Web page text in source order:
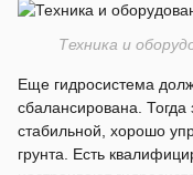
Техника и
Еще гидросистема
сбалансирована.
стабильной, хорошо
грунта. Есть